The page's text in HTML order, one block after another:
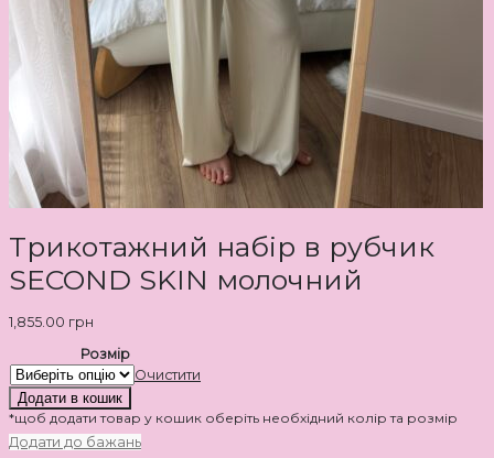
Трикотажний набір в рубчик
SECOND SKIN молочний
1,855.00 грн
Розмір
Очистити
Додати в кошик
*щоб додати товар у кошик оберіть необхідний колір та розмір
Додати до бажань